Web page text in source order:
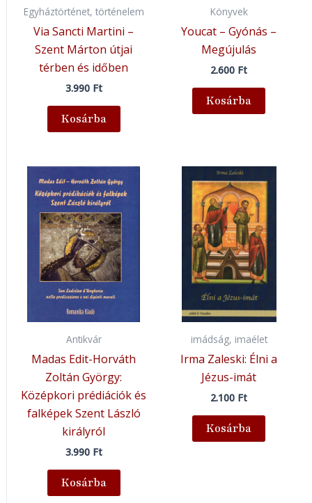
Egyháztörténet, történelem
Via Sancti Martini –
Szent Márton útjai
térben és időben
3.990 Ft
Kosárba
Könyvek
Youcat – Gyónás –
Megújulás
2.600 Ft
Kosárba
Antikvár
Madas Edit-Horváth
Zoltán György:
Középkori prédiációk és
falképek Szent László
királyról
3.990 Ft
Kosárba
imádság, imaélet
Irma Zaleski: Élni a
Jézus-imát
2.100 Ft
Kosárba